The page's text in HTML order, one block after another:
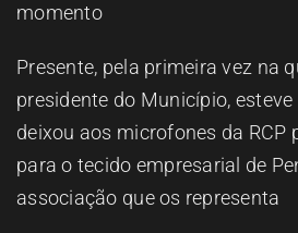
momento
Presente, pela primeira vez na
presidente do Município, esteve
deixou aos microfones da RCP
para o tecido empresarial de
associação que os representa